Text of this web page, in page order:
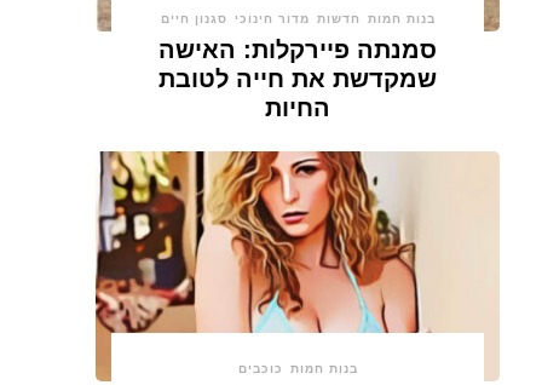
בנות חמות חדשות מדור חינוכי סגנון חיים
סמנתה פיירקלות: האישה
שמקדשת את חייה לטובת
החיות
בנות חמות כוכבים